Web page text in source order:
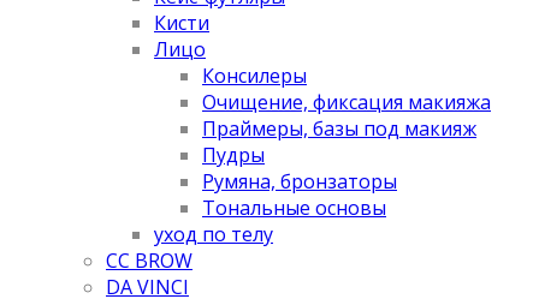
Кисти
Лицо
Консилеры
Очищение, фиксация макияжа
Праймеры, базы под макияж
Пудры
Румяна, бронзаторы
Тональные основы
уход по телу
CC BROW
DA VINCI